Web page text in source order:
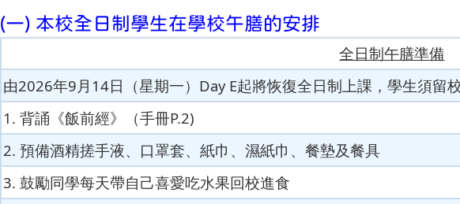
(一) 本校全日制學生在學校午膳的安排
全日制午膳準備
由2026年9月14日（星期一）Day E起將恢復全日制上課，學生須留
1. 背誦《飯前經》（手冊P.2)
2. 預備酒精搓手液、口罩套、紙巾、濕紙巾、餐墊及餐具
3. 鼓勵同學每天帶自己喜愛吃水果回校進食